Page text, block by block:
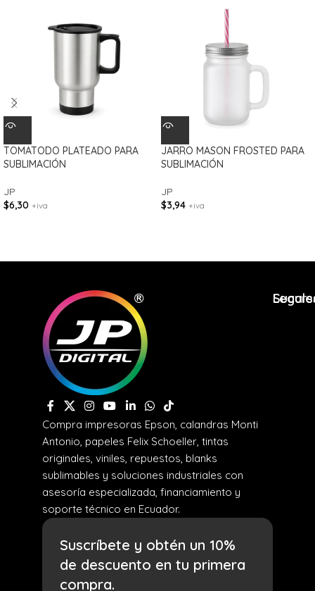
TOMATODO PLATEADO PARA
SUBLIMACIÓN
JP
$6,30 +iva
JARRO MASON FROSTED PARA
SUBLIMACIÓN
JP
$3,94 +iva
Compra impresoras Epson, calandras Monti
Antonio, papeles Felix Schoeller, tintas
originales, viniles, repuestos, blanks
sublimables y soluciones industriales con
asesoría especializada, financiamiento y
soporte técnico en Ecuador.
Suscríbete y obtén un 10%
de descuento en tu primera
compra.